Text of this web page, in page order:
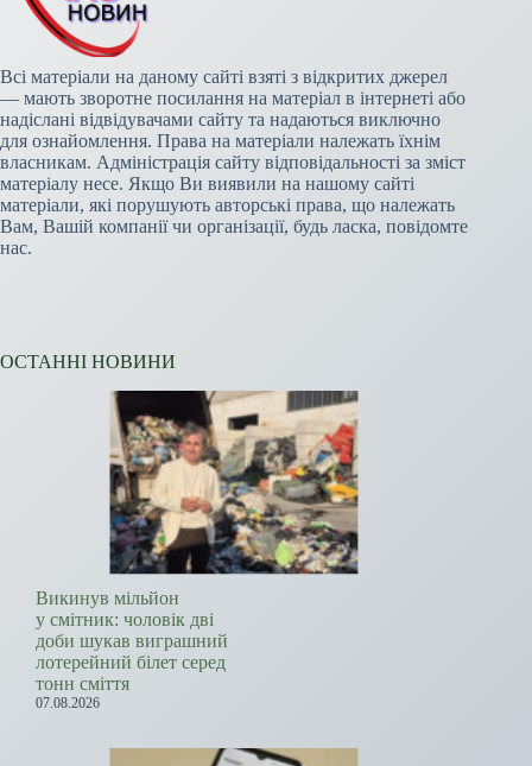
Всі матеріали на даному сайті взяті з відкритих джерел
— мають зворотне посилання на матеріал в інтернеті або
надіслані відвідувачами сайту та надаються виключно
для ознайомлення. Права на матеріали належать їхнім
власникам. Адміністрація сайту відповідальності за зміст
матеріалу несе. Якщо Ви виявили на нашому сайті
матеріали, які порушують авторські права, що належать
Вам, Вашій компанії чи організації, будь ласка, повідомте
нас.
ОСТАННІ НОВИНИ
Викинув мільйон
у смітник: чоловік дві
доби шукав виграшний
лотерейний білет серед
тонн сміття
07.08.2026